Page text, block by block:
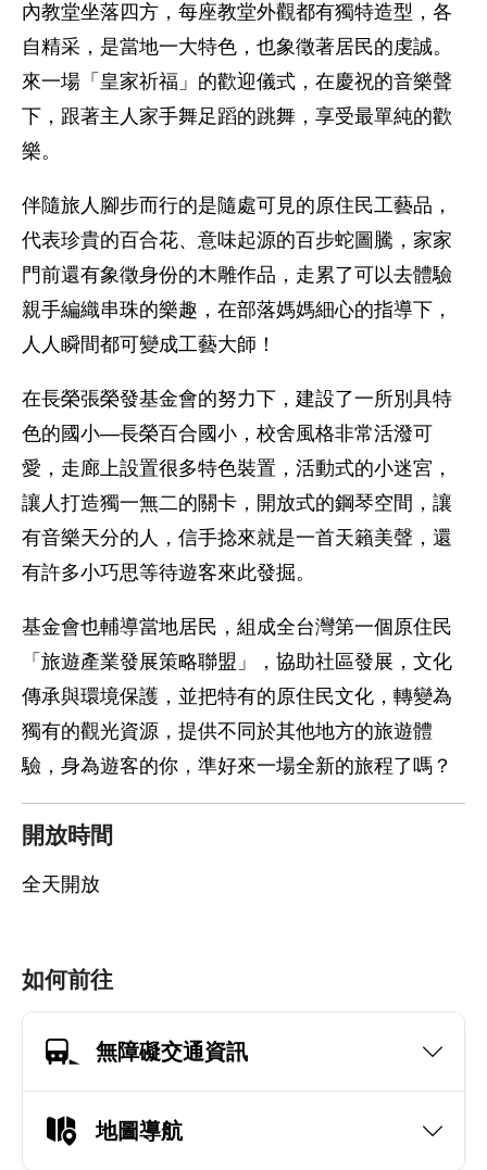
內教堂坐落四方，每座教堂外觀都有獨特造型，各
自精采，是當地一大特色，也象徵著居民的虔誠。
來一場「皇家祈福」的歡迎儀式，在慶祝的音樂聲
下，跟著主人家手舞足蹈的跳舞，享受最單純的歡
樂。
伴隨旅人腳步而行的是隨處可見的原住民工藝品，
代表珍貴的百合花、意味起源的百步蛇圖騰，家家
門前還有象徵身份的木雕作品，走累了可以去體驗
親手編織串珠的樂趣，在部落媽媽細心的指導下，
人人瞬間都可變成工藝大師！
在長榮張榮發基金會的努力下，建設了一所別具特
色的國小—長榮百合國小，校舍風格非常活潑可
愛，走廊上設置很多特色裝置，活動式的小迷宮，
讓人打造獨一無二的關卡，開放式的鋼琴空間，讓
有音樂天分的人，信手捻來就是一首天籟美聲，還
有許多小巧思等待遊客來此發掘。
基金會也輔導當地居民，組成全台灣第一個原住民
「旅遊產業發展策略聯盟」，協助社區發展，文化
傳承與環境保護，並把特有的原住民文化，轉變為
獨有的觀光資源，提供不同於其他地方的旅遊體
驗，身為遊客的你，準好來一場全新的旅程了嗎？
開放時間
全天開放
如何前往
無障礙交通資訊
地圖導航